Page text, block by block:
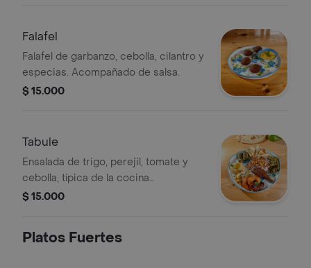
Falafel
Falafel de garbanzo, cebolla, cilantro y
especias. Acompañado de salsa.
$ 15.000
Tabule
Ensalada de trigo, perejil, tomate y
cebolla, típica de la cocina
mediterránea.
$ 15.000
Platos Fuertes